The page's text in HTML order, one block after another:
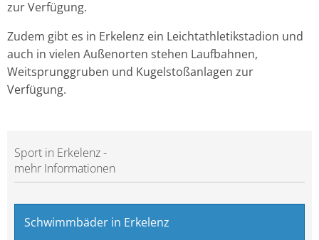
zur Verfügung.
Zudem gibt es in Erkelenz ein Leichtathletikstadion und
auch in vielen Außenorten stehen Laufbahnen,
Weitsprunggruben und Kugelstoßanlagen zur
Verfügung.
Sport in Erkelenz -
mehr Informationen
Schwimmbäder in Erkelenz